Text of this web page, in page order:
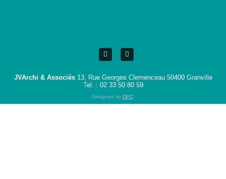
JVArchi & Associés 13, Rue Georges Clemenceau 50400 Granville
Tel. : 02 33 50 80 59
Designed by DPC.